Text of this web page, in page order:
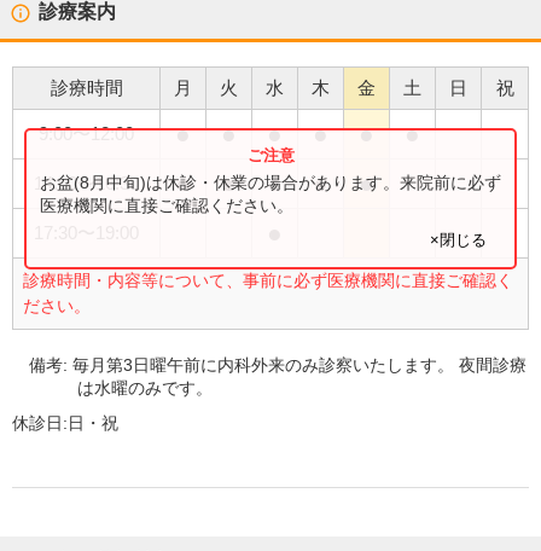
診療案内
診療時間 月 火 水 木 金 土 日 祝
9:00〜12:00 ● ● ● ● ● ●
14:00〜16:30 ● ● ● ● ●
診療時間・内容等について、事前に必ず医療機関に直接ご確認く
ださい。
お盆(8月中旬)は休診・休業の場合があります。来院前に必ず
医療機関に直接ご確認ください。
×閉じる
備考:毎月第3日曜午前に内科外来のみ診察いたします。 夜間診療
は水曜のみです。
休診日:日・祝